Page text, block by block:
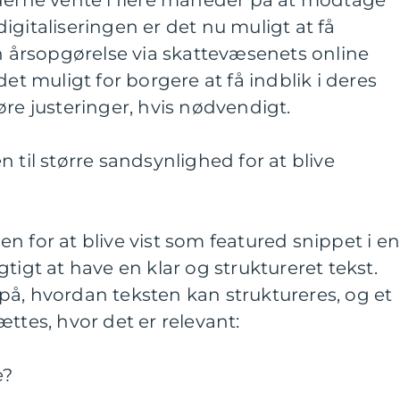
er det nu muligt at få
via skattevæsenets online
muligt for borgere at få indblik i deres
justeringer, hvis nødvendigt.
til større sandsynlighed for at blive
for at blive vist som featured snippet i en
at have en klar og struktureret tekst.
hvordan teksten kan struktureres, og et
hvor det er relevant: